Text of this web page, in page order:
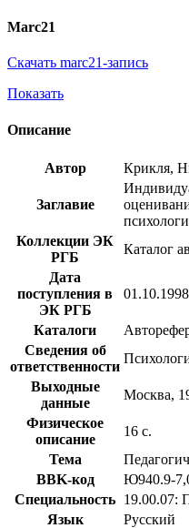
Marc21
Скачать marc21-запись
Показать
Описание
Автор Крикля,
Заглавие
Коллекции ЭК
РГБ
Каталог
Дата
поступления в
ЭК РГБ
01.10.1998
Каталоги
Сведения об
ответственности
Выходные
данные
Москва,
Физическое
описание
16 с.
Тема
BBK-код
Ю940.9-
Специальность 19.00.07:
Язык
Русский